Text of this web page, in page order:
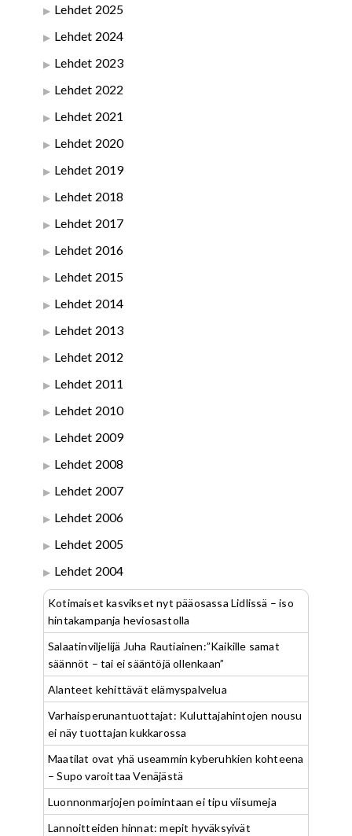
Lehdet 2025
Lehdet 2024
Lehdet 2023
Lehdet 2022
Lehdet 2021
Lehdet 2020
Lehdet 2019
Lehdet 2018
Lehdet 2017
Lehdet 2016
Lehdet 2015
Lehdet 2014
Lehdet 2013
Lehdet 2012
Lehdet 2011
Lehdet 2010
Lehdet 2009
Lehdet 2008
Lehdet 2007
Lehdet 2006
Lehdet 2005
Lehdet 2004
Kotimaiset kasvikset nyt pääosassa Lidlissä – iso
hintakampanja heviosastolla
Salaatinviljelijä Juha Rautiainen:”Kaikille samat
säännöt – tai ei sääntöjä ollenkaan”
Alanteet kehittävät elämyspalvelua
Varhaisperunantuottajat: Kuluttajahintojen nousu
ei näy tuottajan kukkarossa
Maatilat ovat yhä useammin kyberuhkien kohteena
– Supo varoittaa Venäjästä
Luonnonmarjojen poimintaan ei tipu viisumeja
Lannoitteiden hinnat: mepit hyväksyivät